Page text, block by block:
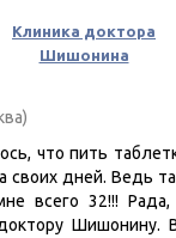
Клиника доктора
Шишонина
что пить
своих дней. Ведь
всего 32!!! Рада,
Шишонину.